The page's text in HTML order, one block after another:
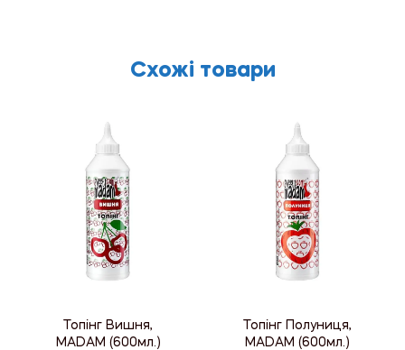
Схожі товари
Топінг Вишня,
MADAM (600мл.)
Топінг Полуниця,
MADAM (600мл.)